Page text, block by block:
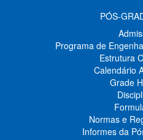
PÓS-
Programa de
Estrutura
Calendário
Grade
Normas e
Informes da